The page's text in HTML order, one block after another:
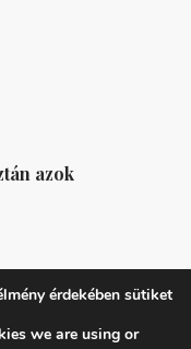
azok
érdekében sütiket
we are using or